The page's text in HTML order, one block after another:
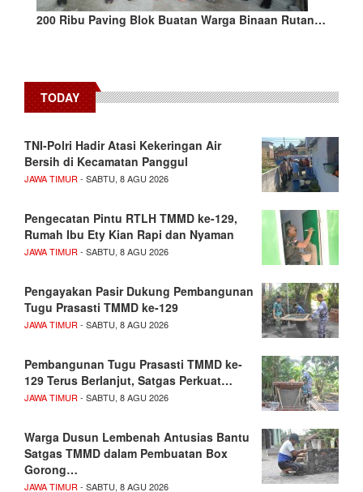
200 Ribu Paving Blok Buatan Warga Binaan Rutan…
TODAY
TNI-Polri Hadir Atasi Kekeringan Air
Bersih di Kecamatan Panggul
JAWA TIMUR- SABTU, 8 AGU 2026
Pengecatan Pintu RTLH TMMD ke-129,
Rumah Ibu Ety Kian Rapi dan Nyaman
JAWA TIMUR- SABTU, 8 AGU 2026
Pengayakan Pasir Dukung Pembangunan
Tugu Prasasti TMMD ke-129
JAWA TIMUR- SABTU, 8 AGU 2026
Pembangunan Tugu Prasasti TMMD ke-
129 Terus Berlanjut, Satgas Perkuat…
JAWA TIMUR- SABTU, 8 AGU 2026
Warga Dusun Lembenah Antusias Bantu
Satgas TMMD dalam Pembuatan Box
Gorong…
JAWA TIMUR- SABTU, 8 AGU 2026